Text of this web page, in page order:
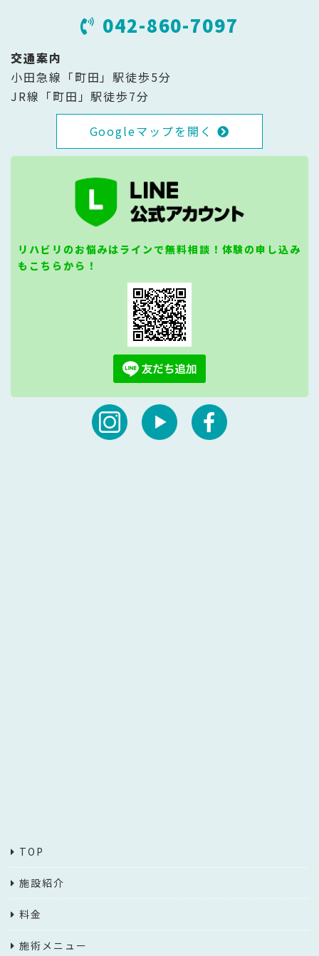
042-860-7097
交通案内
小田急線「町田」駅徒歩5分
JR線「町田」駅徒歩7分
Googleマップを開く
リハビリのお悩みはラインで無料相談！体験の申し込み
もこちらから！
TOP
施設紹介
料金
施術メニュー